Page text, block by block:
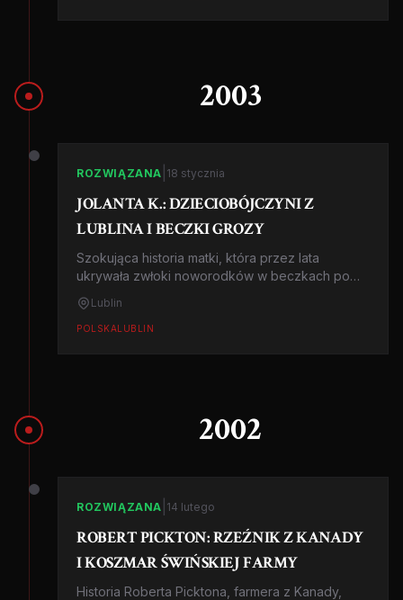
2003
ROZWIĄZANA 18 stycznia
JOLANTA K.: DZIECIOBÓJCZYNI Z
LUBLINA I BECZKI GROZY
Szokująca historia matki, która przez lata
ukrywała zwłoki noworodków w beczkach po
kapuście. Tajemnica odkryta przypadkiem przez
ekipę remontową.
Lublin
POLSKALUBLIN
2002
ROZWIĄZANA 14 lutego
ROBERT PICKTON: RZEŹNIK Z KANADY
I KOSZMAR ŚWIŃSKIEJ FARMY
Historia Roberta Picktona, farmera z Kanady,